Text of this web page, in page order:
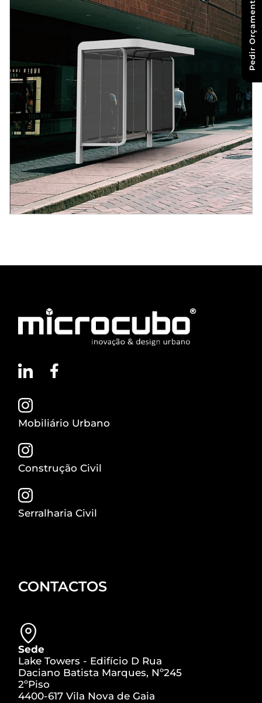
Mobiliário Urbano
Construção Civil
Serralharia Civil
CONTACTOS
Sede
Lake Towers - Edifício D Rua
Daciano Batista Marques, Nº245
2ºPiso
4400-617 Vila Nova de Gaia
Pedir Orçamento